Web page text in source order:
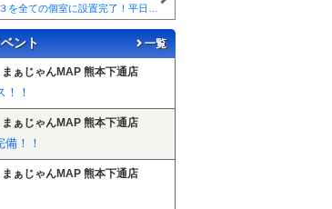
ント 一覧
まぁじゃんMAP 熊本下通店
！！
まぁじゃんMAP 熊本下通店
！！
まぁじゃんMAP 熊本下通店